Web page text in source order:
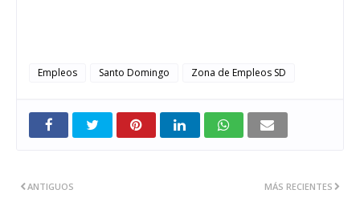
Empleos Santo Domingo Zona de Empleos SD
MÁS RECIENTES
ANTIGUOS